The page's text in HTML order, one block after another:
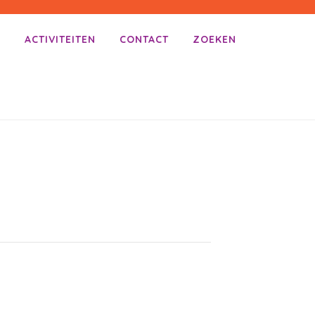
ACTIVITEITEN CONTACT ZOEKEN